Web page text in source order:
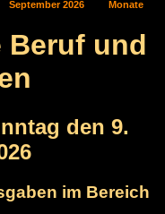
September 2026
Monate
Beruf und
den 9.
im Bereich